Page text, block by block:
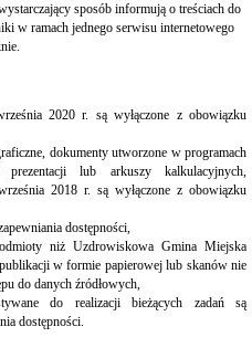
sposób informują o treściach do
w ramach jednego serwisu internetowego
2020 r. są wyłączone z obowiązku
dokumenty utworzone w programach
prezentacji lub arkuszy kalkulacyjnych,
2018 r. są wyłączone z obowiązku
dostępności,
niż Uzdrowiskowa Gmina Miejska
w formie papierowej lub skanów nie
do danych źródłowych,
do realizacji bieżących zadań są
dostępności.